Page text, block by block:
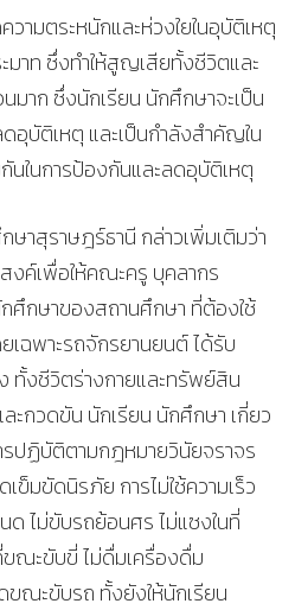
ามตระหนักและห่วงใยในอุบัติเหตุ
มาท ซึ่งทำให้สูญเสียทั้งชีวิตและ
มาก ซึ่งนักเรียน นักศึกษาจะเป็น
อุบัติเหตุ และเป็นกำลังสำคัญใน
ในการป้องกันและลดอุบัติเหตุ
าสุราษฎร์ธานี กล่าวเพิ่มเติมว่า
งค์เพื่อให้คณะครู บุคลากร
ศึกษาของสถานศึกษา ที่ต้องใช้
เฉพาะรถจักรยานยนต์ ได้รับ
ทั้งชีวิตร่างกายและทรัพย์สิน
ะกวดขัน นักเรียน นักศึกษา เกี่ยว
ปฏิบัติตามกฎหมายวินัยจราจร
ข็มขัดนิรภัย การไม่ใช้ความเร็ว
ด ไม่ขับรถย้อนศร ไม่แซงในที่
ณะขับขี่ ไม่ดื่มเครื่องดื่ม
ณะขับรถ ทั้งยังให้นักเรียน